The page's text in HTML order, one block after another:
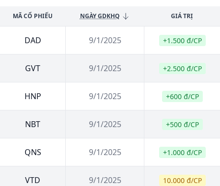
MÃ CỔ PHIẾU NGÀY GDKHQ GIÁ TRỊ
DAD 9/1/2025 +1.500 đ/CP
GVT 9/1/2025 +2.500 đ/CP
HNP 9/1/2025 +600 đ/CP
NBT 9/1/2025 +500 đ/CP
QNS 9/1/2025 +1.000 đ/CP
VTD 9/1/2025 10.000 đ/CP